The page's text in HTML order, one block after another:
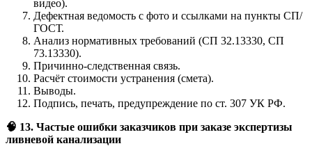
видео).
Дефектная ведомость с фото и ссылками на пункты СП/
ГОСТ.
Анализ нормативных требований (СП 32.13330, СП
73.13330).
Причинно-следственная связь.
Расчёт стоимости устранения (смета).
Выводы.
Подпись, печать, предупреждение по ст. 307 УК РФ.
🧠 13. Частые ошибки заказчиков при заказе экспертизы
ливневой канализации